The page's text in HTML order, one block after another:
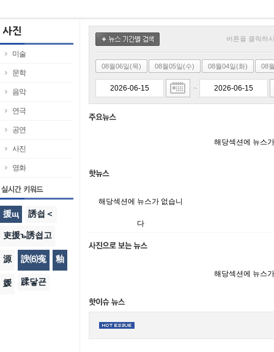
미술
문학
음악
연극
공연
사진
영화
援щ 誘쇱＜
吏援ъ誘쇱고
源 諛⑹寃 釉
媛 蹂닿굔
버튼을 클릭하
08월06일(목) 08월05일(수) 08월04일(화) 08
~
해당섹션에 뉴스
해당섹션에 뉴스가 없습니
다
해당섹션에 뉴스